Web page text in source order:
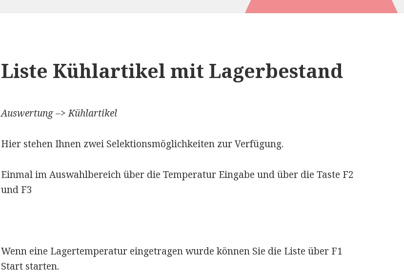
Liste Kühlartikel mit Lagerbestand
Auswertung –> Kühlartikel
Hier stehen Ihnen zwei Selektionsmöglichkeiten zur Verfügung.
Einmal im Auswahlbereich über die Temperatur Eingabe und über die Taste F2
und F3
Wenn eine Lagertemperatur eingetragen wurde können Sie die Liste über F1
Start starten.